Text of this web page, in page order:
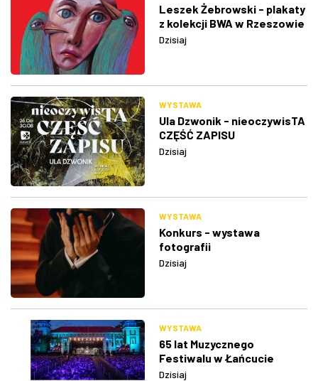
Leszek Żebrowski - plakaty
z kolekcji BWA w Rzeszowie
Dzisiaj
WYSTAWA
Ula Dzwonik - nieoczywisTA
CZĘŚĆ ZAPISU
Dzisiaj
WYSTAWA
Konkurs - wystawa
fotografii
Dzisiaj
WYSTAWA
65 lat Muzycznego
Festiwalu w Łańcucie
Dzisiaj